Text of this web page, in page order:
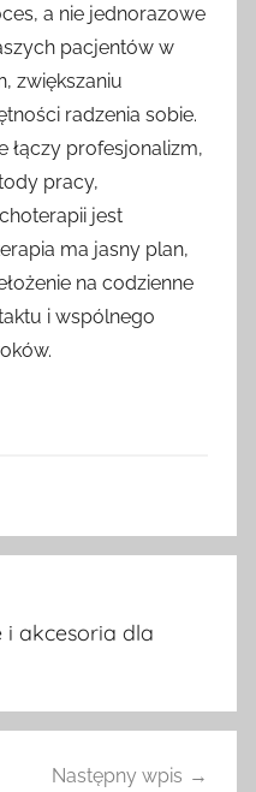
a nie jednorazowe
pacjentów w
zwiększaniu
radzenia sobie.
łączy profesjonalizm,
pracy,
jest
ma jasny plan,
na codzienne
i wspólnego
i akcesoria dla
Następny wpis